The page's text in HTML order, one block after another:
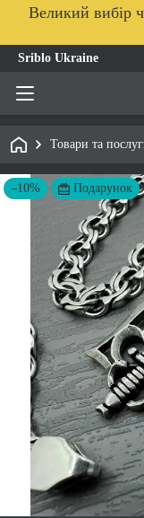
Великий вибір
Sriblo Ukraine
Товари та
–10% Подарунок